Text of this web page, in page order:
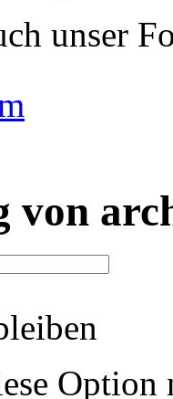
unser
von